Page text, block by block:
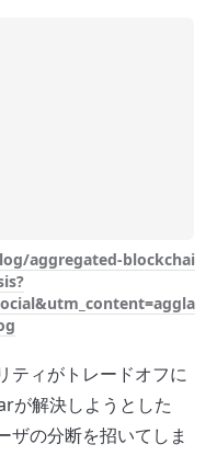
aggregated-blockchains-
ティがトレードオフに
解決しようとした
ザの分断を招いてしま